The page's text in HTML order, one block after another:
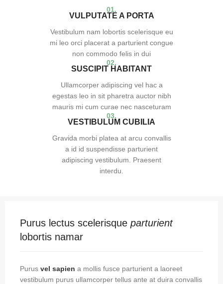
01.
VULPUTATE A PORTA
Vestibulum nam lobortis scelerisque eu
mi leo orci placerat a parturient congue
non commodo felis in dui
02.
SUSCIPIT HABITANT
Ullamcorper adipiscing vel hac a
egestas leo in sit pharetra auctor nibh
mauris mi cum curae nec nasceturam
03.
VESTIBULUM CUBILIA
Gravida morbi platea at arcu convallis
a id id suspendisse parturient
adipiscing vestibulum. Praesent
interdu.
Purus lectus scelerisque parturient
lobortis namar
Purus vel sapien a mollis fusce parturient a laoreet
vestibulum purus ullamcorper tellus ante at duira convallis